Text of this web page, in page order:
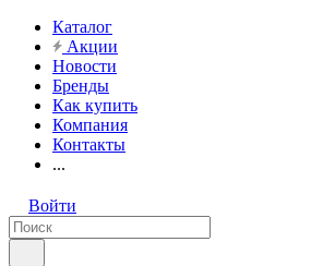
Каталог
Акции
Новости
Бренды
Как купить
Компания
Контакты
...
Войти